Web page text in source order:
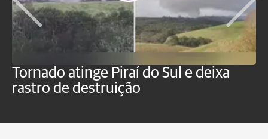
Tornado atinge Piraí do Sul e deixa
rastro de destruição